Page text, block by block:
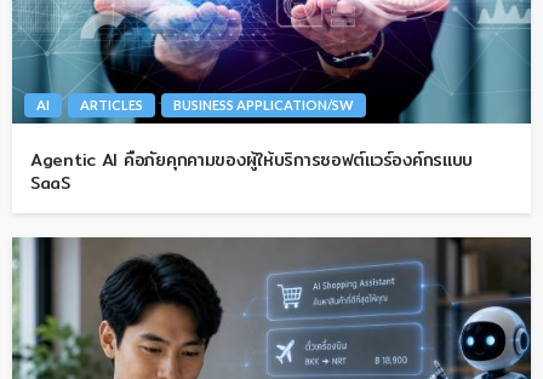
AI ARTICLES BUSINESS APPLICATION/SW
Agentic AI คือภัยคุกคามของผู้ให้บริการซอฟต์แวร์องค์กรแบบ
SaaS